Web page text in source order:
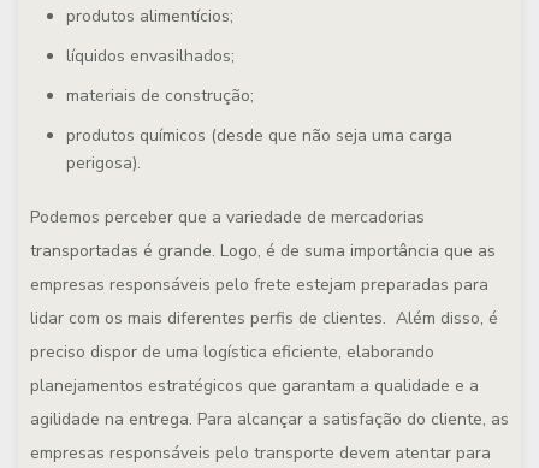
produtos alimentícios;
líquidos envasilhados;
materiais de construção;
produtos químicos (desde que não seja uma carga
perigosa).
Podemos perceber que a variedade de mercadorias
transportadas é grande. Logo, é de suma importância que as
empresas responsáveis pelo frete estejam preparadas para
lidar com os mais diferentes perfis de clientes. Além disso, é
preciso dispor de uma logística eficiente, elaborando
planejamentos estratégicos que garantam a qualidade e a
agilidade na entrega. Para alcançar a satisfação do cliente, as
empresas responsáveis pelo transporte devem atentar para